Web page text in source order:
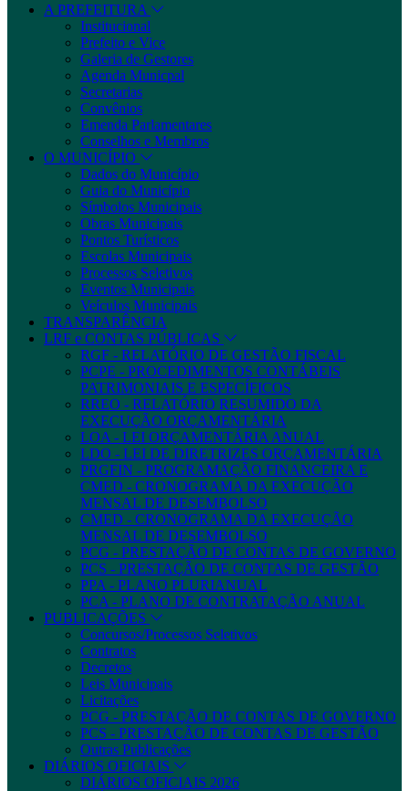
A PREFEITURA
Institucional
Prefeito e Vice
Galeria de Gestores
Agenda Municpal
Secretarias
Convênios
Emenda Parlamentares
Conselhos e Membros
O MUNICÍPIO
Dados do Município
Guia do Município
Símbolos Municipais
Obras Municipais
Pontos Turísticos
Escolas Municipais
Processos Seletivos
Eventos Municipais
Veículos Municipais
TRANSPARÊNCIA
LRF e CONTAS PÚBLICAS
RGF - RELATÓRIO DE GESTÃO FISCAL
PCPE - PROCEDIMENTOS CONTÁBEIS
PATRIMONIAIS E ESPECÍFICOS
RREO - RELATÓRIO RESUMIDO DA
EXECUÇÃO ORÇAMENTÁRIA
LOA - LEI ORÇAMENTÁRIA ANUAL
LDO - LEI DE DIRETRIZES ORÇAMENTÁRIA
PRGFIN - PROGRAMAÇÃO FINANCEIRA E
CMED - CRONOGRAMA DA EXECUÇÃO
MENSAL DE DESEMBOLSO
CMED - CRONOGRAMA DA EXECUÇÃO
MENSAL DE DESEMBOLSO
PCG - PRESTAÇÃO DE CONTAS DE GOVERNO
PCS - PRESTAÇÃO DE CONTAS DE GESTÃO
PPA - PLANO PLURIANUAL
PCA - PLANO DE CONTRATAÇÃO ANUAL
PUBLICAÇÕES
Concursos/Processos Seletivos
Contratos
Decretos
Leis Municipais
Licitações
PCG - PRESTAÇÃO DE CONTAS DE GOVERNO
PCS - PRESTAÇÃO DE CONTAS DE GESTÃO
Outras Publicações
DIÁRIOS OFICIAIS
DIÁRIOS OFICIAIS 2026